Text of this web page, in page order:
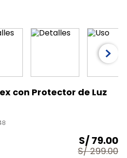
con Protector de Luz
S/79.00
S/299.00